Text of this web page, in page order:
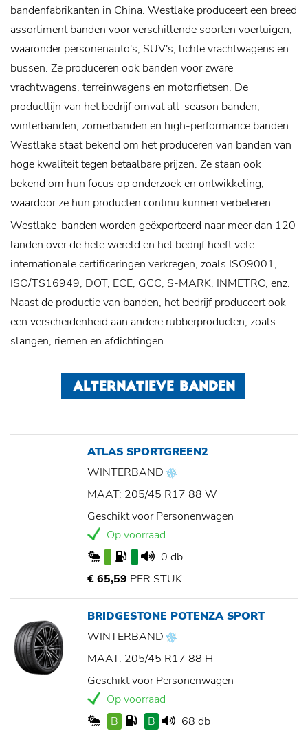
bandenfabrikanten in China. Westlake produceert een breed
assortiment banden voor verschillende soorten voertuigen,
waaronder personenauto's, SUV's, lichte vrachtwagens en
bussen. Ze produceren ook banden voor zware
vrachtwagens, terreinwagens en motorfietsen. De
productlijn van het bedrijf omvat all-season banden,
winterbanden, zomerbanden en high-performance banden.
Westlake staat bekend om het produceren van banden van
hoge kwaliteit tegen betaalbare prijzen. Ze staan ​​ook
bekend om hun focus op onderzoek en ontwikkeling,
waardoor ze hun producten continu kunnen verbeteren.
Westlake-banden worden geëxporteerd naar meer dan 120
landen over de hele wereld en het bedrijf heeft vele
internationale certificeringen verkregen, zoals ISO9001,
ISO/TS16949, DOT, ECE, GCC, S-MARK, INMETRO, enz.
Naast de productie van banden, het bedrijf produceert ook
een verscheidenheid aan andere rubberproducten, zoals
slangen, riemen en afdichtingen.
ALTERNATIEVE BANDEN
ATLAS SPORTGREEN2
WINTERBAND
MAAT: 205/45 R17 88 W
Geschikt voor Personenwagen
Op voorraad
0 db
€ 65,59 PER STUK
BRIDGESTONE POTENZA SPORT
WINTERBAND
MAAT: 205/45 R17 88 H
Geschikt voor Personenwagen
Op voorraad
B
B 68 db